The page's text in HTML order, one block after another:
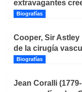
extravagantes
Biografías
Cooper, Sir Astley
de la cirugía
Biografías
Jean Coralli